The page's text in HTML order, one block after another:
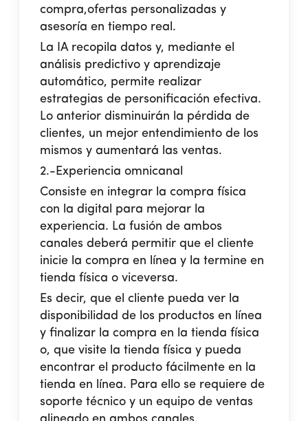
compra,ofertas personalizadas y
asesoría en tiempo real.
La IA recopila datos y, mediante el
análisis predictivo y aprendizaje
automático, permite realizar
estrategias de personificación efectiva.
Lo anterior disminuirán la pérdida de
clientes, un mejor entendimiento de los
mismos y aumentará las ventas.
2.-Experiencia omnicanal
Consiste en integrar la compra física
con la digital para mejorar la
experiencia. La fusión de ambos
canales deberá permitir que el cliente
inicie la compra en línea y la termine en
tienda física o viceversa.
Es decir, que el cliente pueda ver la
disponibilidad de los productos en línea
y finalizar la compra en la tienda física
o, que visite la tienda física y pueda
encontrar el producto fácilmente en la
tienda en línea. Para ello se requiere de
soporte técnico y un equipo de ventas